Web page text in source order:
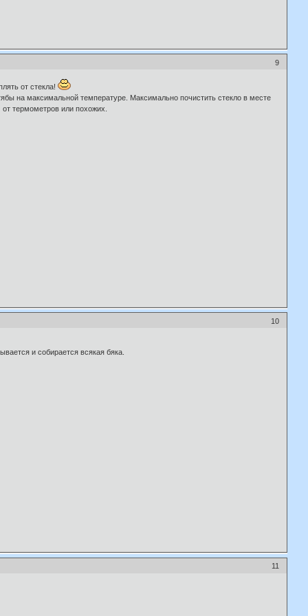
9
от стекла!
на максимальной температуре. Максимально почистить стекло в месте
термометров или похожих.
10
и собирается всякая бяка.
11